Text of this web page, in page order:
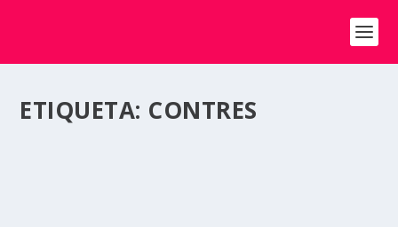
ETIQUETA: CONTRES